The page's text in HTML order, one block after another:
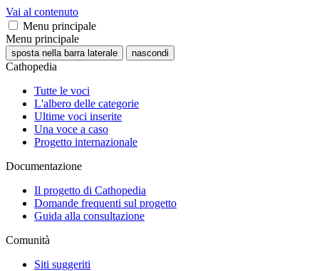
Vai al contenuto
Menu principale
Menu principale
sposta nella barra laterale nascondi
Cathopedia
Tutte le voci
L'albero delle categorie
Ultime voci inserite
Una voce a caso
Progetto internazionale
Documentazione
Il progetto di Cathopedia
Domande frequenti sul progetto
Guida alla consultazione
Comunità
Siti suggeriti